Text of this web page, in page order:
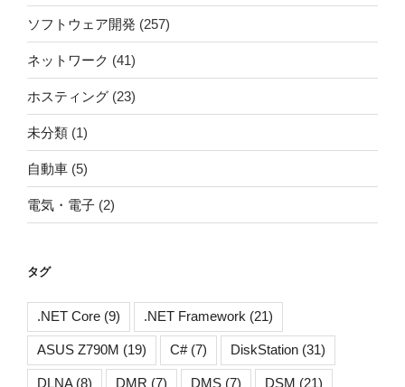
ソフトウェア開発 (257)
ネットワーク (41)
ホスティング (23)
未分類 (1)
自動車 (5)
電気・電子 (2)
タグ
.NET Core (9) .NET Framework (21)
ASUS Z790M (19) C#(7) DiskStation (31)
DLNA(8) DMR (7) DMS (7) DSM (21)